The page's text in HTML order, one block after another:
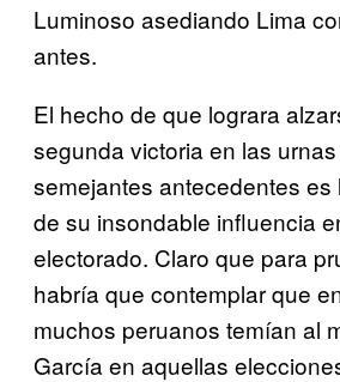
Luminoso asediando Lima
antes.
El hecho de que lograra
segunda victoria en las
semejantes antecedentes es
de su insondable influencia
electorado. Claro que para
habría que contemplar que
muchos peruanos temían al
García en aquellas